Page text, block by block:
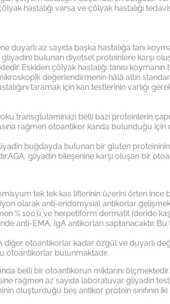
hastalığı varsa ve çölyak hastalığı
duyarlı az sayıda başka hastalığa tanı
bulunan diyetsel proteinlere karşı
Eskiden çölyak hastalığı tanısı koymanın
değerlendirmenin hâlâ altın
taramak için kan testlerinin varlığı
transglutaminazı belli bazı proteinlerin
rağmen otoantikor kanda bulunduğu
buğdayda bulunan bir gluten
gliyadin bileşenine karşı oluşan bir
tek tek kas liflerinin üzerini örten ince
olarak anti-endomysial antikorlar
% 100’ü ve herpetiform dermatit (deride
anti-EMA, IgA antikorları saptanacaktır.
diğer otoantikorlar kadar özgül ve duyarlı
otoantikorlar bulunmaktadır.
belli bir otoantikorun miktarını
rağmen az sayıda laboratuvar gliyadin
oluşturduğu beş antikor protein sınıfının